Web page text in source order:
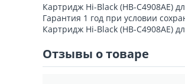
Картридж Hi-Black (HB-C4908AE)
Гарантия 1 год при условии
Картридж Hi-Black (HB-C4908AE)
Отзывы о товаре